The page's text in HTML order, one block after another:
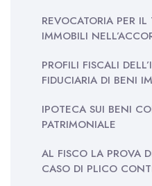
REVOCATORIA PER
IMMOBILI
PROFILI FISCALI
FIDUCIARIA DI BENI
IPOTECA SUI BENI
PATRIMONIALE
AL FISCO LA PROVA
CASO DI PLICO